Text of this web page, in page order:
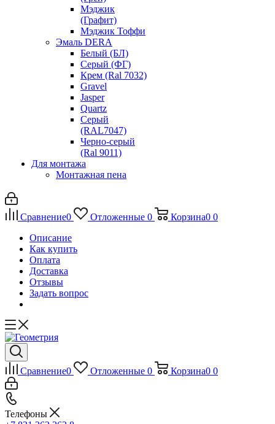
Мэджик
(Графит)
Мэджик Тоффи
Эмаль DERA
Белый (БЛ)
Серый (ФГ)
Крем (Ral 7032)
Gravel
Jasper
Quartz
Серый
(RAL7047)
Черно-серый
(Ral 9011)
Для монтажа
Монтажная пена
Сравнение0 Отложенные 0 Корзина0 0
Описание
Как купить
Оплата
Доставка
Отзывы
Задать вопрос
Сравнение0 Отложенные 0 Корзина0 0
Телефоны